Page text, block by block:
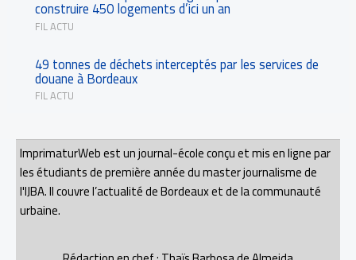
construire 450 logements d’ici un an
FIL ACTU
49 tonnes de déchets interceptés par les services de
douane à Bordeaux
FIL ACTU
ImprimaturWeb est un journal-école conçu et mis en ligne par
les étudiants de première année du master journalisme de
l'IJBA. Il couvre l’actualité de Bordeaux et de la communauté
urbaine.